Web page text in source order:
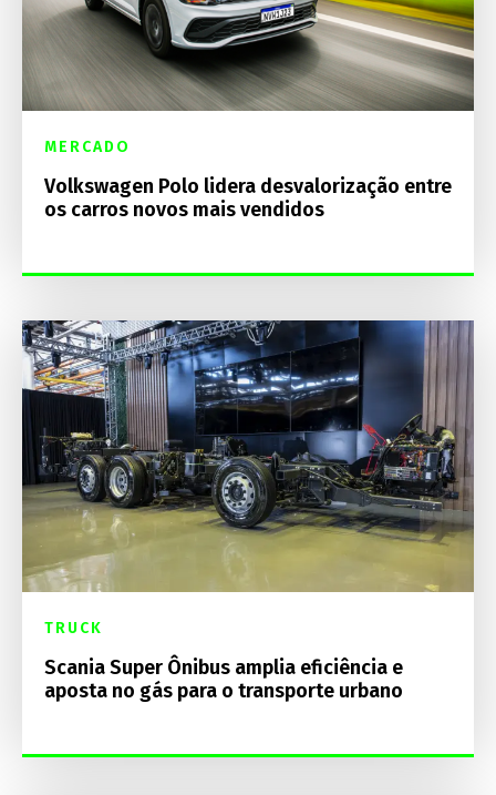
MERCADO
Volkswagen Polo lidera desvalorização entre
os carros novos mais vendidos
TRUCK
Scania Super Ônibus amplia eficiência e
aposta no gás para o transporte urbano